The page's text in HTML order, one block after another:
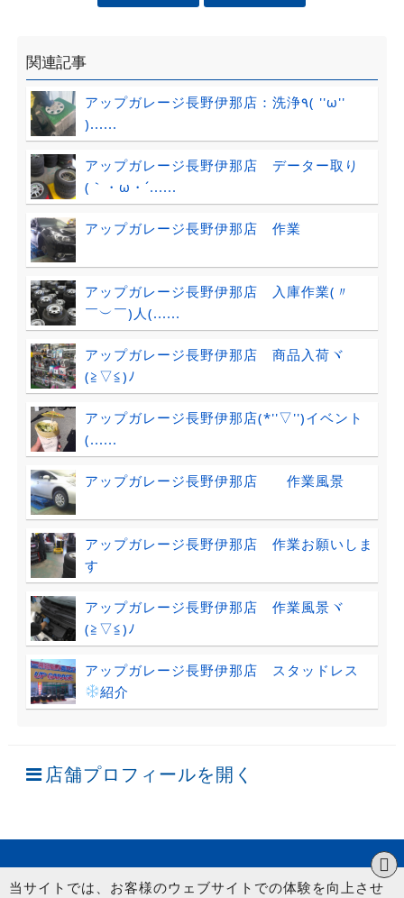
関連記事
アップガレージ長野伊那店：洗浄٩( ''ω''
)......
アップガレージ長野伊那店 データー取り
(｀・ω・´......
アップガレージ長野伊那店 作業
アップガレージ長野伊那店 入庫作業(〃
￣︶￣)人(......
アップガレージ長野伊那店 商品入荷ヾ
(≧▽≦)ﾉ
アップガレージ長野伊那店(*''▽'')イベント
(......
アップガレージ長野伊那店 作業風景
アップガレージ長野伊那店 作業お願いしま
す
アップガレージ長野伊那店 作業風景ヾ
(≧▽≦)ﾉ
アップガレージ長野伊那店 スタッドレス
紹介
店舗プロフィールを開く
当サイトでは、お客様のウェブサイトでの体験を向上させ